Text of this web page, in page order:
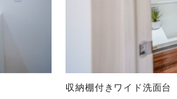
収納棚付きワイド洗面台